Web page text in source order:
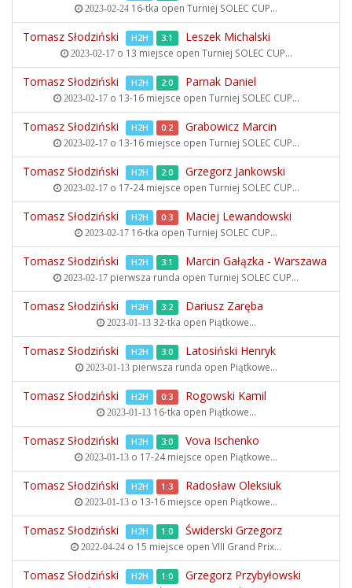
2023-02-24 16-tka open Turniej SOLEC CUP...
Tomasz Słodziński H2H 3:1 Leszek Michalski
2023-02-17o 13 miejsce open Turniej SOLEC CUP...
Tomasz Słodziński H2H 2:0 Parnak Daniel
2023-02-17o 13-16 miejsce open Turniej SOLEC CUP...
Tomasz Słodziński H2H 0:2 Grabowicz Marcin
2023-02-17o 13-16 miejsce open Turniej SOLEC CUP...
Tomasz Słodziński H2H 2:0 Grzegorz Jankowski
2023-02-17o 17-24 miejsce open Turniej SOLEC CUP...
Tomasz Słodziński H2H 0:3 Maciej Lewandowski
2023-02-17 16-tka open Turniej SOLEC CUP...
Tomasz Słodziński H2H 3:1 Marcin Gałązka - Warszawa
2023-02-17 pierwsza runda open Turniej SOLEC CUP...
Tomasz Słodziński H2H 3:2 Dariusz Zaręba
2023-01-1332-tka open Piątkowe...
Tomasz Słodziński H2H 3:0 Latosiński Henryk
2023-01-13pierwsza runda open Piątkowe...
Tomasz Słodziński H2H 0:3 Rogowski Kamil
2023-01-1316-tka open Piątkowe...
Tomasz Słodziński H2H 3:0 Vova Ischenko
2023-01-13 o 17-24 miejsce open Piątkowe...
Tomasz Słodziński H2H 1:3 Radosław Oleksiuk
2023-01-13 o 13-16 miejsce open Piątkowe...
Tomasz Słodziński H2H 1:0 Świderski Grzegorz
2022-04-24 o 15 miejsce open VIII Grand Prix...
Tomasz Słodziński H2H 1:0 Grzegorz Przybyłowski